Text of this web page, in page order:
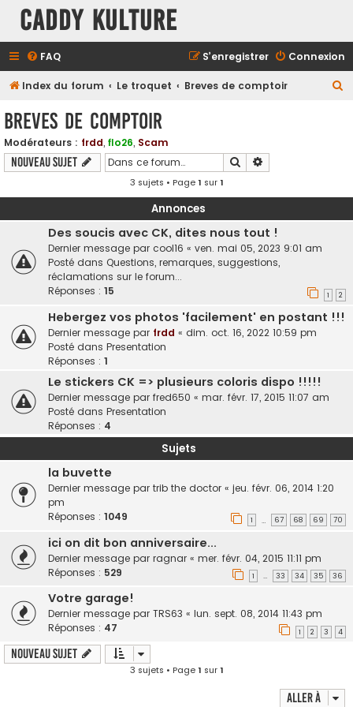
Caddy Kulture
FAQ Connexion
S’enregistrer
Index du forum Le troquet Breves de comptoir
Breves de comptoir
Modérateurs : frdd, flo26, Scam
Nouveau sujet Rechercher
3 sujets • Page1 sur1
Annonces
Des soucis avec CK, dites nous tout !
Dernier message par cool16 « ven. mai 05, 2023 9:01 am
Posté dans Questions, remarques, suggestions,
réclamations sur le forum...
Réponses : 15 1 2
Hebergez vos photos 'facilement' en postant !!!
Dernier message par frdd « dim. oct. 16, 2022 10:59 pm
Posté dans Presentation
Réponses : 1
Le stickers CK => plusieurs coloris dispo !!!!!
Dernier message par fred650 « mar. févr. 17, 2015 11:07 am
Posté dans Presentation
Réponses : 4
Sujets
la buvette
Dernier message par trib the doctor « jeu. févr. 06, 2014 1:20
pm
Réponses : 1049 1 … 67 68 69 70
ici on dit bon anniversaire...
Dernier message par ragnar « mer. févr. 04, 2015 11:11 pm
Réponses : 529 1 … 33 34 35 36
Votre garage!
Dernier message par TRS63 « lun. sept. 08, 2014 11:43 pm
Réponses : 47 1 2 3 4
Nouveau sujet
3 sujets • Page1 sur1
Aller à